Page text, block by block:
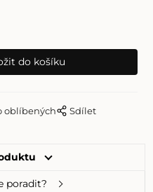
oblíbených Sdílet
poradit?